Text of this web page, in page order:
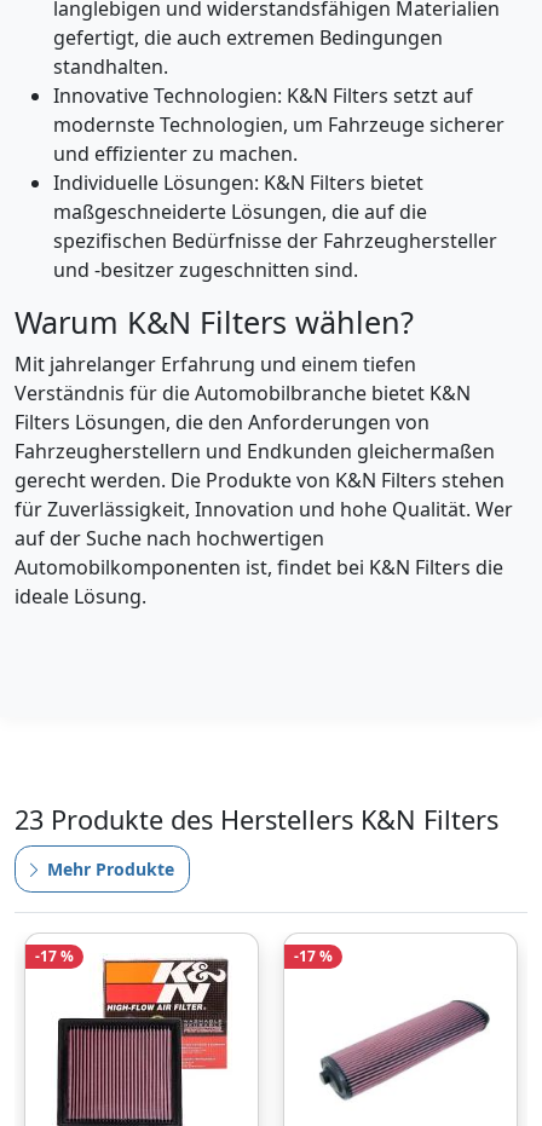
langlebigen und widerstandsfähigen Materialien
gefertigt, die auch extremen Bedingungen
standhalten.
Innovative Technologien: K&N Filters setzt auf
modernste Technologien, um Fahrzeuge sicherer
und effizienter zu machen.
Individuelle Lösungen: K&N Filters bietet
maßgeschneiderte Lösungen, die auf die
spezifischen Bedürfnisse der Fahrzeughersteller
und -besitzer zugeschnitten sind.
Warum K&N Filters wählen?
Mit jahrelanger Erfahrung und einem tiefen
Verständnis für die Automobilbranche bietet K&N
Filters Lösungen, die den Anforderungen von
Fahrzeugherstellern und Endkunden gleichermaßen
gerecht werden. Die Produkte von K&N Filters stehen
für Zuverlässigkeit, Innovation und hohe Qualität. Wer
auf der Suche nach hochwertigen
Automobilkomponenten ist, findet bei K&N Filters die
ideale Lösung.
23 Produkte des Herstellers K&N Filters
Mehr Produkte
-17 % -17 %